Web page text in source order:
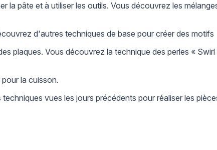
pâte et à utiliser les outils. Vous découvrez les
d'autres techniques de base pour créer des motifs
plaques. Vous découvrez la technique des perles «
la cuisson.
vues les jours précédents pour réaliser les